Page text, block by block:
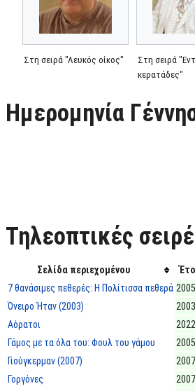
Στη σειρά "Λευκός οίκος"
Στη σειρά
κερατάδες"
Ημερομηνία
Τηλεοπτικές
Σελίδα περιεχομένου
7 θανάσιμες πεθερές: Η Πολίτισσα πεθερά
Όνειρο Ήταν (2003)
Αόρατοι
Γάμος με τα όλα του: Φουλ του γάμου
Γιούγκερμαν (2007)
Γοργόνες